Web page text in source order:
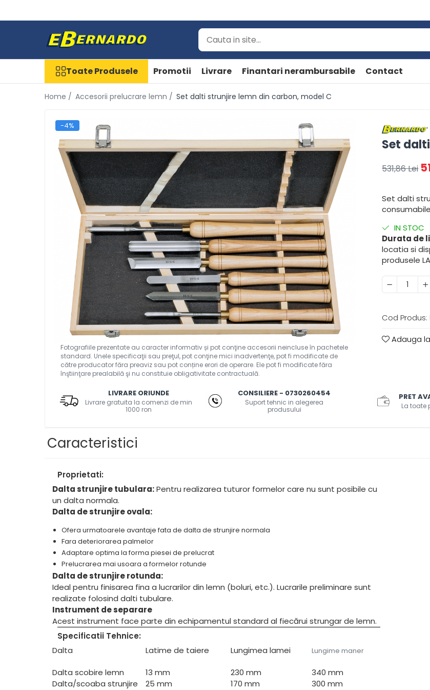
Toate Produsele
Fierastraie pentru metal
Ferastraie mobile pentru metal
Fierastraie prelucrare metal
Ferastraie circulare pentru metal
Dispozitive de sudare pentru
panze panglica
Ferastraie automate cu banda si
Ferastraie metal cu banda si
taiere dubla semiautomate
Ferastraie prelucrare metal cu
banda si taiere dubla
Strunguri pentru metal
Strunguri cu cutie de viteze
Strunguri cu surub de ghidare
Strunguri de precizie
Strunguri metal cu freza
Strunguri universale
Strunguri universale cu viteza
Masini de gaurit - Vario - cu masa
masa si coloana
Masini de gaurit cu coloana si
curea de distributie
Masini de gaurit cu masa
Masini de gaurit cu stand si
Masini de gaurit radiale
Masini de gaurit si frezat
Masini de gaurit cu freza
Masini de frezat universale
Centre de prelucrare verticale
Masini de frezat cu batiu
Masini de frezat multifunctionale
Masini de frezat universale SERVO
Masini de frezat verticale
Masini de slefuit metal
Toate Produsele Promotii Livrare Finantari nerambursabile Contact
Home / Accesorii prelucrare lemn / Set dalti strunjire lemn din carbon, model C
Set
-4%
531,86 Lei
Set dalti
IN STOC
Durata de
locatia si
produsele
Cod Produs:
Adauga
LIVRARE ORIUNDE
Livrare gratuita la comenzi de min
1000 ron
CONSILIERE - 0730260454
Suport tehnic in alegerea
produsului
PRET
La toate
Caracteristici
Proprietati:
Dalta strunjire tubulara:Pentru realizarea tuturor formelor care nu sunt posibile cu
un dalta normala.
Dalta de strunjire ovala:
Ofera urmatoarele avantaje fata de dalta de strunjire normala
Fara deteriorarea palmelor
Adaptare optima la forma piesei de prelucrat
Prelucrarea mai usoara a formelor rotunde
Dalta de strunjire rotunda:
Ideal pentru finisarea fina a lucrarilor din lemn (boluri, etc.). Lucrarile preliminare sunt
realizate folosind dalti tubulare.
Instrument de separare
Acest instrument face parte din echipamentul standard al fiecărui strungar de lemn.
Specificatii Tehnice:
Dalta
Latime de taiere Lungimea lamei Lungime maner
Dalta scobire lemn 13 mm 230 mm
340 mm
Dalta/scoaba strunjire
25 mm 170 mm 300 mm